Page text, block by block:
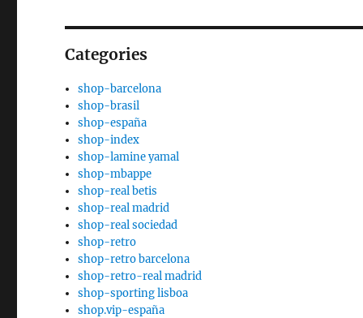
Categories
shop-barcelona
shop-brasil
shop-españa
shop-index
shop-lamine yamal
shop-mbappe
shop-real betis
shop-real madrid
shop-real sociedad
shop-retro
shop-retro barcelona
shop-retro-real madrid
shop-sporting lisboa
shop.vip-españa